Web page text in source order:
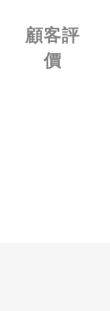
顧客評
價